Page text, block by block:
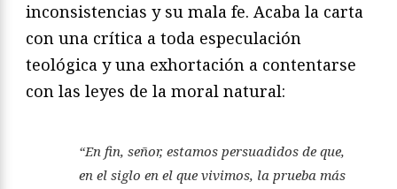
inconsistencias y su mala fe. Acaba la carta
con una crítica a toda especulación
teológica y una exhortación a contentarse
con las leyes de la moral natural:
“En fin, señor, estamos persuadidos de que,
en el siglo en el que vivimos, la prueba más